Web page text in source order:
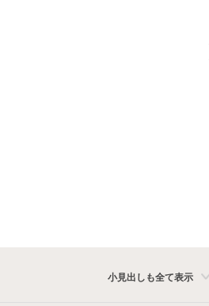
小見出しも全て表示